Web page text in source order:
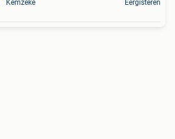
Kemzeke Eergisteren